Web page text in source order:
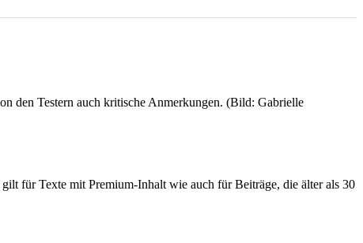
den Testern auch kritische Anmerkungen. (Bild: Gabrielle
für Texte mit Premium-Inhalt wie auch für Beiträge, die älter als 30